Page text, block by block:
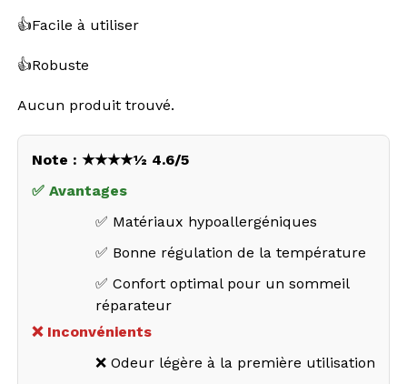
👍Facile à utiliser
👍Robuste
Aucun produit trouvé.
Note : ★★★★½ 4.6/5
✅ Avantages
✅ Matériaux hypoallergéniques
✅ Bonne régulation de la température
✅ Confort optimal pour un sommeil
réparateur
❌ Inconvénients
❌ Odeur légère à la première utilisation